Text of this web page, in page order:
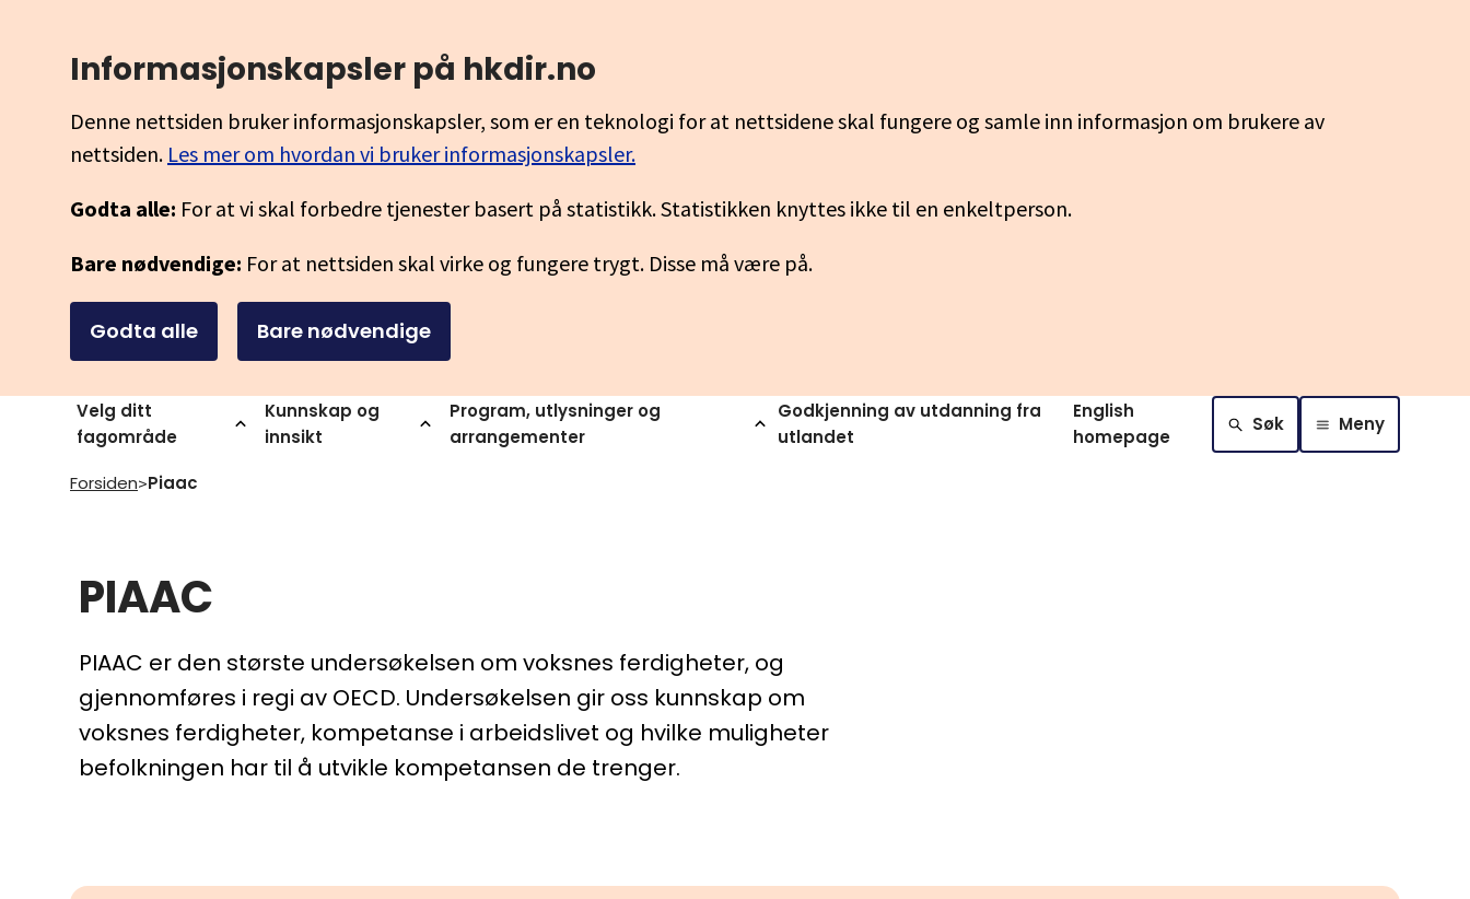
Informasjonskapsler på hkdir.no
Denne nettsiden bruker informasjonskapsler, som er en teknologi for at nettsidene skal fungere og samle inn informasjon om brukere av
nettsiden. Les mer om hvordan vi bruker informasjonskapsler.
Godta alle: For at vi skal forbedre tjenester basert på statistikk. Statistikken knyttes ikke til en enkeltperson.
Bare nødvendige: For at nettsiden skal virke og fungere trygt. Disse må være på.
Godta alle Bare nødvendige
Velg ditt
fagområde
Kunnskap og
innsikt
Program, utlysninger og
arrangementer
Godkjenning av utdanning fra
utlandet
English
homepage
Søk Meny
Forsiden>Piaac
PIAAC
PIAAC er den største undersøkelsen om voksnes ferdigheter, og
gjennomføres i regi av OECD. Undersøkelsen gir oss kunnskap om
voksnes ferdigheter, kompetanse i arbeidslivet og hvilke muligheter
befolkningen har til å utvikle kompetansen de trenger.